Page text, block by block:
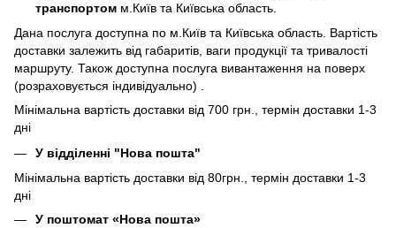
транспортом м.Київ та Київська область.
Дана послуга доступна по м.Київ та Київська область. Вартість
доставки залежить від габаритів, ваги продукції та тривалості
маршруту. Також доступна послуга вивантаження на поверх
(розраховується індивідуально) .
Мінімальна вартість доставки від 700 грн., термін доставки 1-3
дні
У відділенні "Нова пошта"
Мінімальна вартість доставки від 80грн., термін доставки 1-3
дні
У поштомат «Нова пошта»